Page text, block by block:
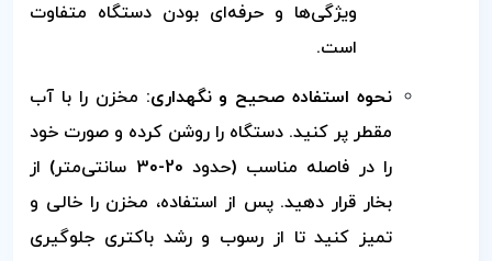
ویژگی‌ها و حرفه‌ای بودن دستگاه متفاوت
است.
نحوه استفاده صحیح و نگهداری: مخزن را با آب
مقطر پر کنید. دستگاه را روشن کرده و صورت خود
را در فاصله مناسب (حدود 20-30 سانتی‌متر) از
بخار قرار دهید. پس از استفاده، مخزن را خالی و
تمیز کنید تا از رسوب و رشد باکتری جلوگیری